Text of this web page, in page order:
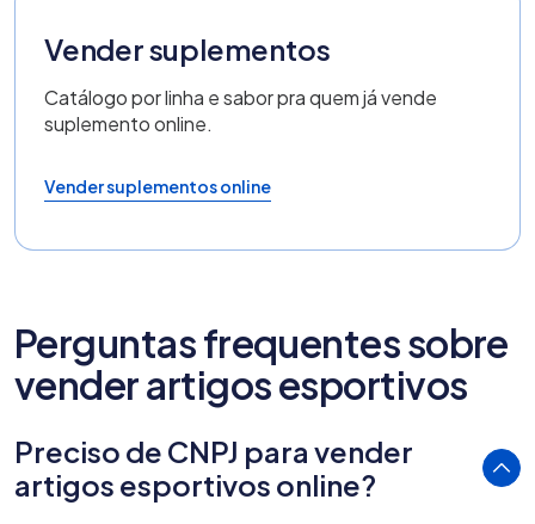
Vender suplementos
Catálogo por linha e sabor pra quem já vende
suplemento online.
Vender suplementos online
Perguntas frequentes sobre
vender artigos esportivos
Preciso de CNPJ para vender
artigos esportivos online?